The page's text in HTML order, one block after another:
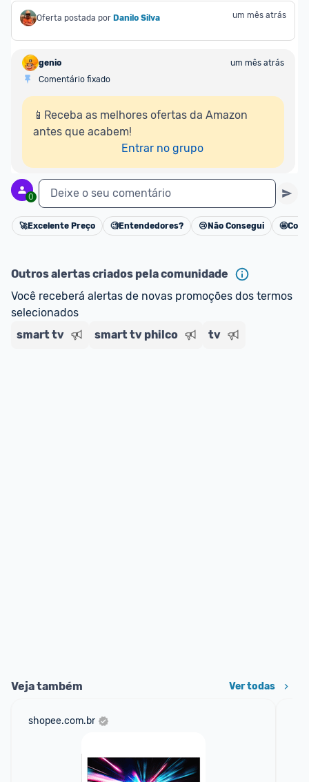
Oferta postada por Danilo Silva um mês atrás
genio
um mês atrás
Comentário fixado
📱Receba as melhores ofertas da Amazon
antes que acabem!
Entrar no grupo
0 Deixe o seu comentário
Cancelar
🚀Excelente Preço 🧐Entendedores? 😢 Não Consegui 🤩
Outros alertas criados pela comunidade
Você receberá alertas de novas promoções dos termos
selecionados
smart tv
smart tv philco tv
Veja também Ver todas
shopee.com.br